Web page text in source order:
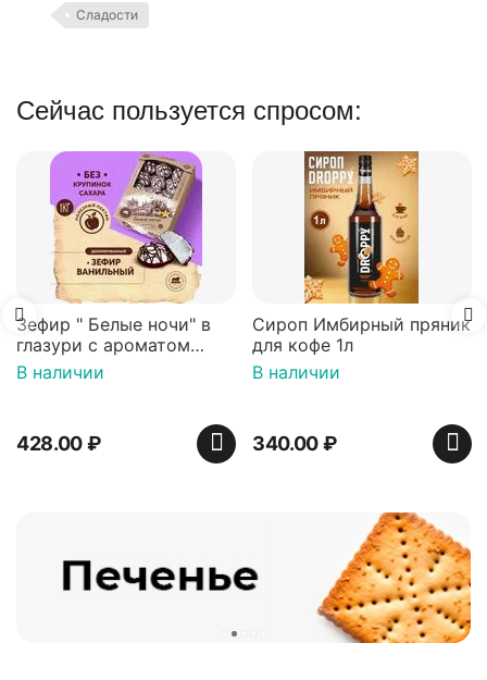
Сладости
Сейчас пользуется спросом:
в
Сироп Имбирный пряник
для кофе 1л
В наличии
340.00
Вафли Голландские с
карамельной
16 шт по 36 г ТМ
В наличии
439.00